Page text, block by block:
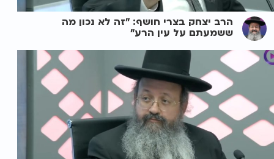
הרב יצחק בצרי חושף: "זה לא נכון מה
ששמעתם על עין הרע"